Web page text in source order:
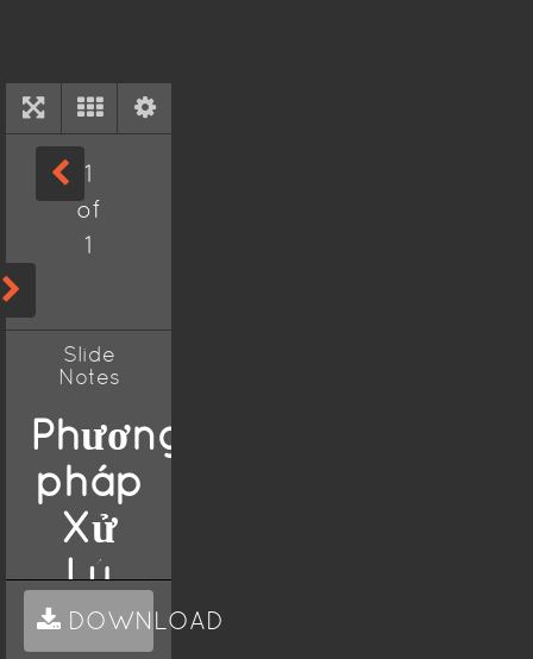
1
of
1
Slide
Notes
Phương
pháp
Xử
Lý
Nước
DOWNLOAD